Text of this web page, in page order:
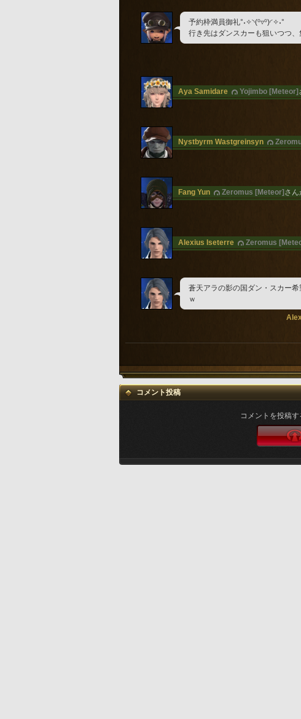
予約枠満員御礼°˖✧◝(⁰▿⁰)◜✧˖°
行き先はダンスカーも狙いつつ
Aya Samidare Yojimbo [Meteor]
Nystbyrm Wastgreinsyn
Fang Yun Zeromus [Meteor] さ
Alexius Iseterre Zeromus
蒼天アラの影の国ダン・スカー
ｗ
コメント投稿
コメントを投稿す